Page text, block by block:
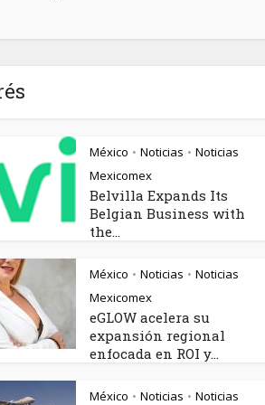
México • Noticias • Noticias
Mexicomex
Belvilla Expands Its
Belgian Business with
the...
México • Noticias • Noticias
Mexicomex
eGLOW acelera su
expansión regional
enfocada en ROI y...
México • Noticias • Noticias